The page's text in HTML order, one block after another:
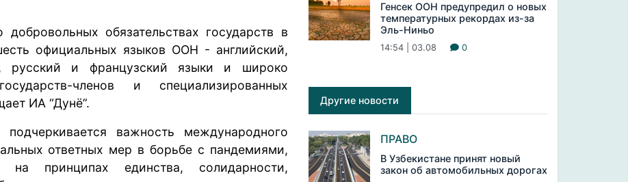
обязательствах государств в
официальных языков ООН - английский,
русский и французский языки и широко
членов и специализированных
ИА “Дунё”.
важность международного
ответных мер в борьбе с пандемиями,
на принципах единства, солидарности,
Генсек ООН предупредил о новых
температурных рекордах из-за
Эль-Ниньо
14:54 | 03.08 0
Другие новости
ПРАВО
В Узбекистане принят новый
закон об автомобильных дорогах